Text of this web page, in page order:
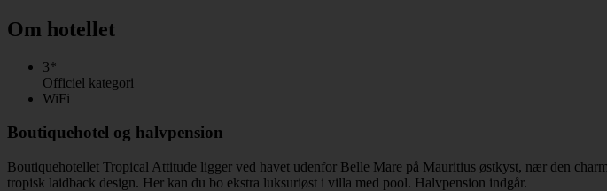
Om hotellet
3*
Officiel kategori
WiFi
Boutiquehotel og halvpension
Boutiquehotellet Tropical Attitude ligger ved havet udenfor Belle Mare på Mauritius østkyst, nær den
tropisk laidback design. Her kan du bo ekstra luksuriøst i villa med pool. Halvpension indgår.